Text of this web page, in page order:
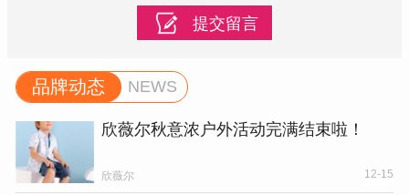
品牌动态 NEWS
欣薇尔秋意浓户外活动完满结束啦！
欣薇尔 12-15